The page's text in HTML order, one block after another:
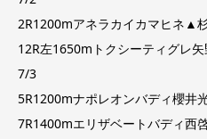
2R1200mアネラカイカマヒネ▲
12R左1650mトクシーティグレ矢
7/3
5R1200mナポレオンバディ櫻井
7R1400mエリザベートバディ西